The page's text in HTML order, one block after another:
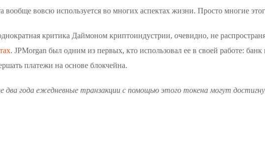
вовсю используется во многих аспектах жизни. Просто многие
критика Даймоном криптоиндустрии, очевидно, не
. JPMorgan был одним из первых, кто использовал ее в своей работе:
платежи на основе блокчейна.
два года ежедневные транзакции с помощью этого токена могут